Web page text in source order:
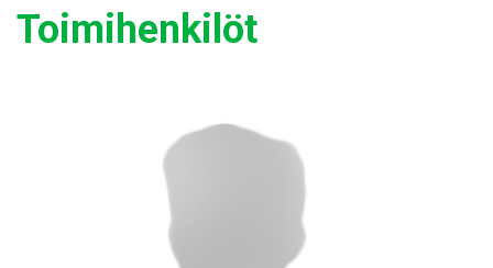
Toimihenkilöt